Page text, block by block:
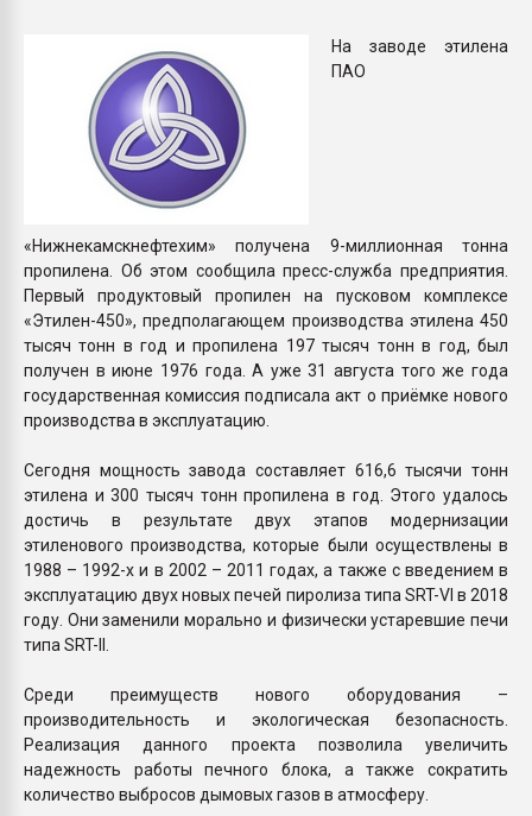
На заводе этилена
ПАО
«Нижнекамскнефтехим» получена 9-миллионная тонна
пропилена. Об этом сообщила пресс-служба предприятия.
Первый продуктовый пропилен на пусковом комплексе
«Этилен-450», предполагающем производства этилена 450
тысяч тонн в год и пропилена 197 тысяч тонн в год, был
получен в июне 1976 года. А уже 31 августа того же года
государственная комиссия подписала акт о приёмке нового
производства в эксплуатацию.
Сегодня мощность завода составляет 616,6 тысячи тонн
этилена и 300 тысяч тонн пропилена в год. Этого удалось
достичь в результате двух этапов модернизации
этиленового производства, которые были осуществлены в
1988 – 1992-х и в 2002 – 2011 годах, а также с введением в
эксплуатацию двух новых печей пиролиза типа SRT-VI в 2018
году. Они заменили морально и физически устаревшие печи
типа SRT-II.
Среди преимуществ нового оборудования –
производительность и экологическая безопасность.
Реализация данного проекта позволила увеличить
надежность работы печного блока, а также сократить
количество выбросов дымовых газов в атмосферу.